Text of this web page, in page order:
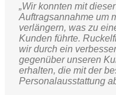
„Wir konnten mit
Auftragsannahme um
verlängern, was zu
Kunden führte.
wir durch ein
gegenüber unseren
erhalten, die mit der
Personalausstattung